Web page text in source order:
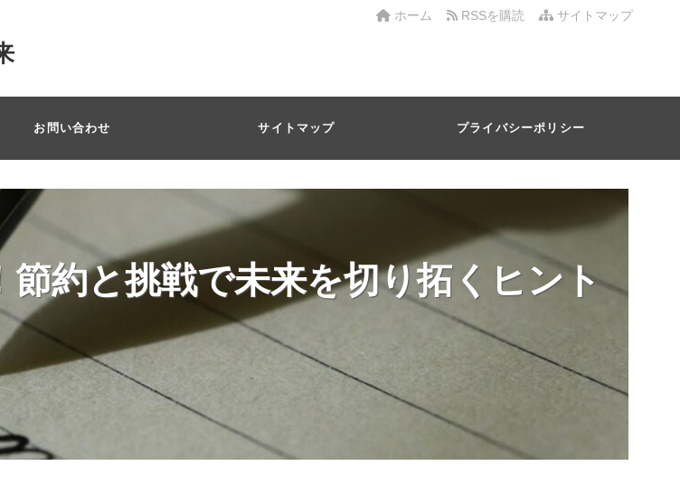
サイトマップ
RSSを購読
ホーム
お問い合わせ サイトマップ プライバシーポリシー
約と挑戦で未来を切り拓くヒント